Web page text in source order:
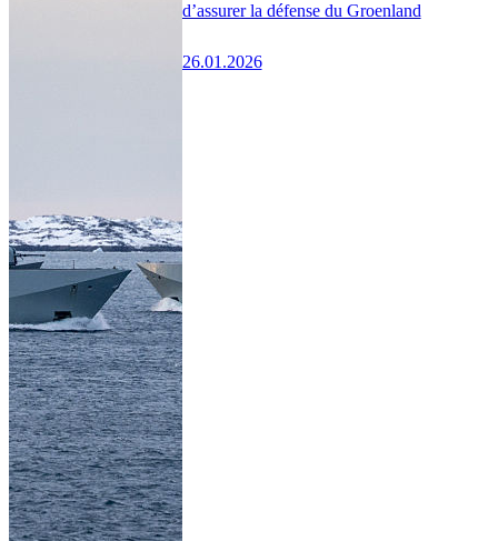
d’assurer la défense du Groenland
26.01.2026